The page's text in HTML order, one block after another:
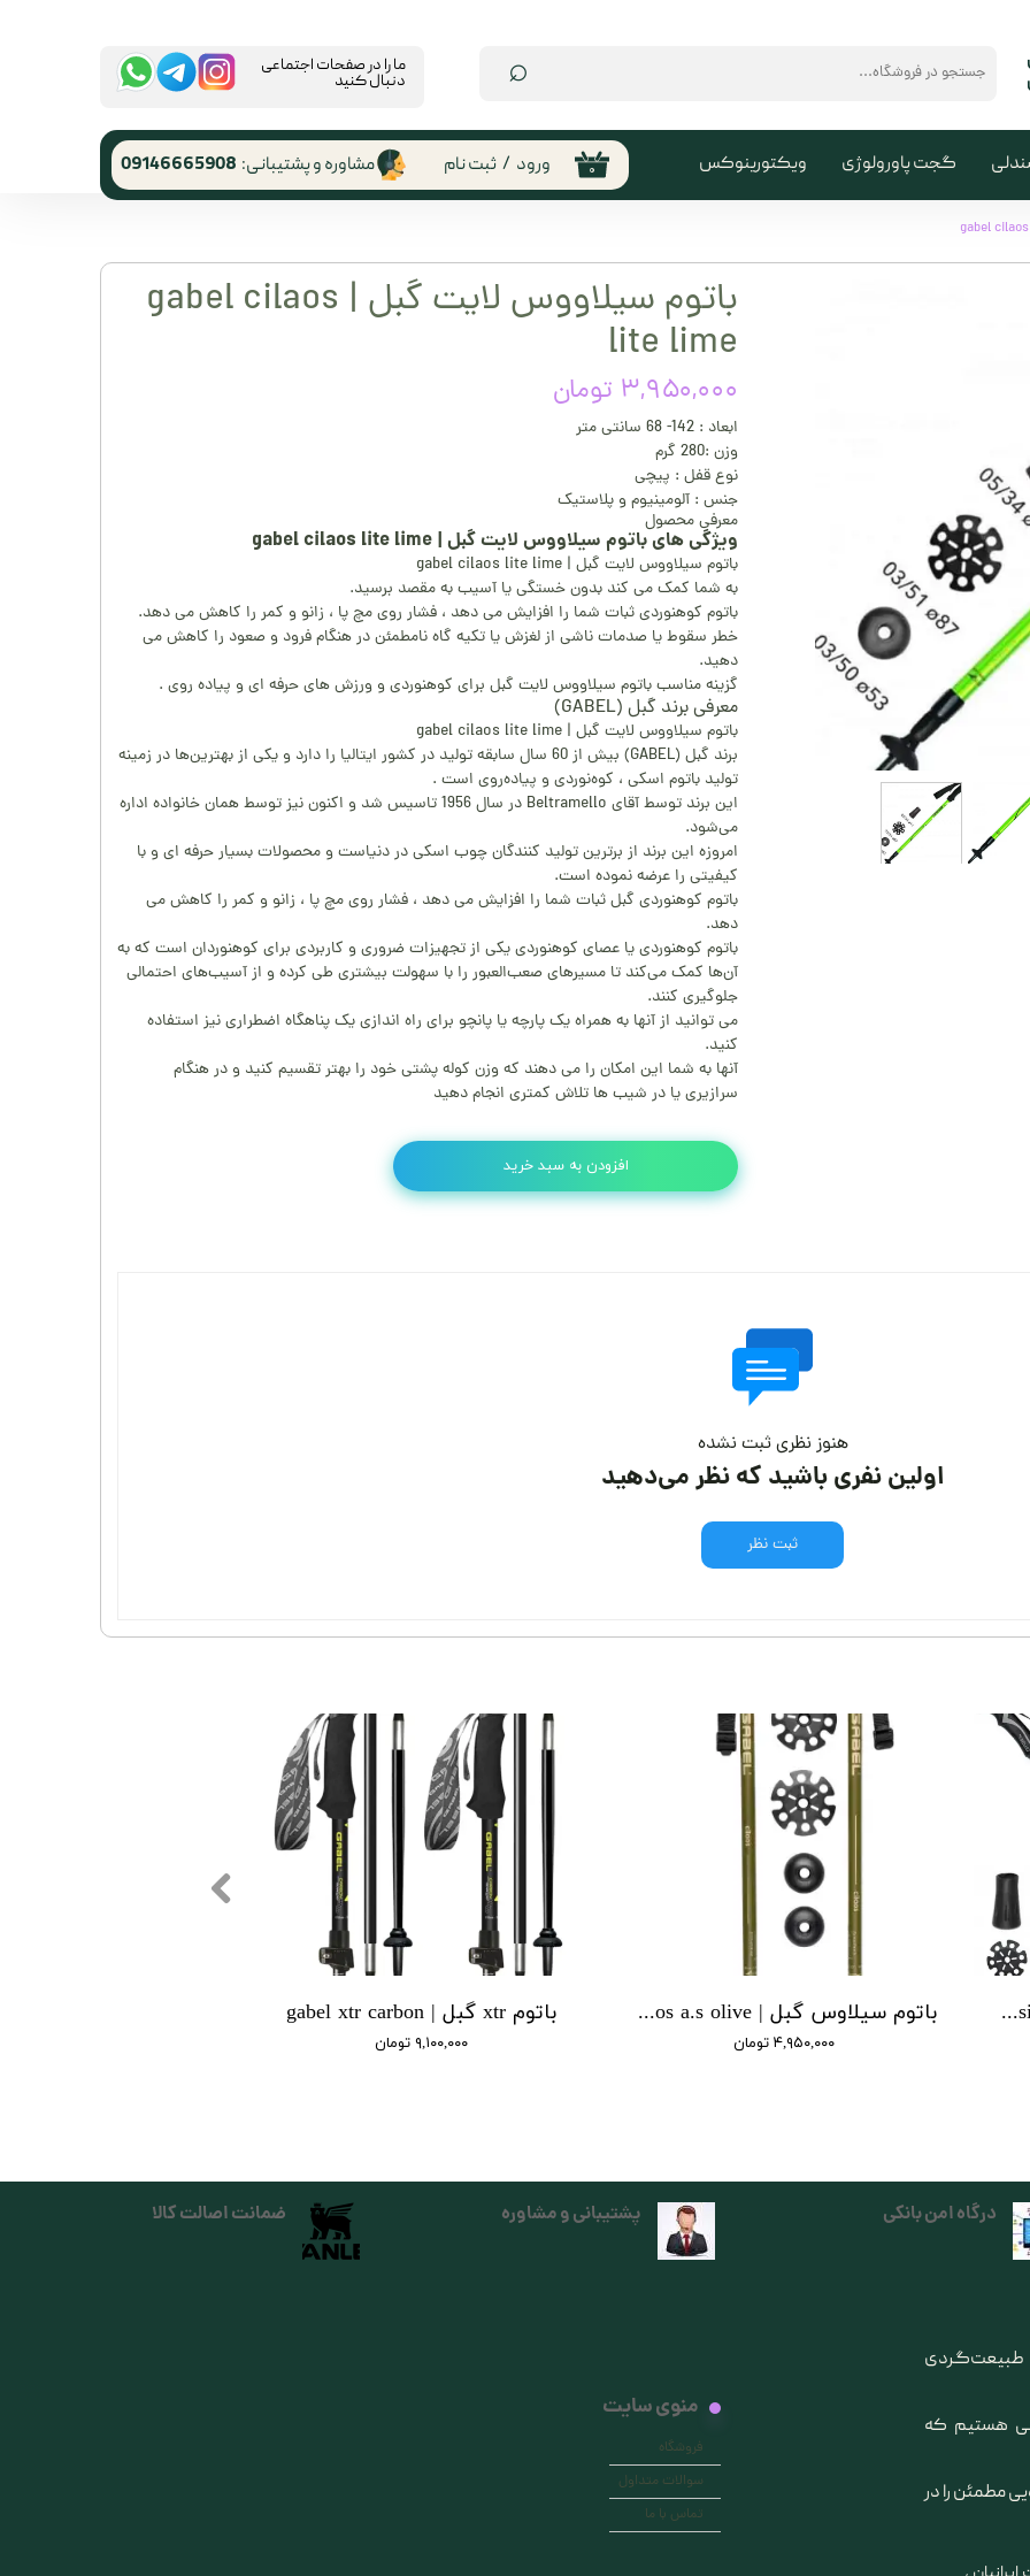
⌕
گجت پاورولوژی ویکتورینوکس ۰ ورود / ثبت نام
حساب کاربری
تغییر گذر واژه
سفارشات
مشاوره و پشتیبانی: 09146665908
​ما را در صفحات اجتماعی
دنبال کنید
باتوم سیلاووس لایت گبل | gabel cilaos
lite lime
۳,۹۵۰,۰۰۰ تومان
ابعاد : 142- 68 سانتی متر
وزن :280 گرم
نوع قفل : پیچی
جنس : آلومینیوم و پلاستیک
معرفی محصول
ویژگی های باتوم سیلاووس لایت گبل | gabel cilaos lite lime
باتوم سیلاووس لایت گبل | gabel cilaos lite lime
به شما کمک می کند بدون خستگی یا آسیب به مقصد برسید.
باتوم کوهنوردی ثبات شما را افزایش می دهد ، فشار روی مچ پا ، زانو و کمر را کاهش می دهد.
خطر سقوط یا صدمات ناشی از لغزش یا تکیه گاه نامطمئن در هنگام فرود و صعود را کاهش می
دهید.
گزینه مناسب باتوم سیلاووس لایت گبل برای کوهنوردی و ورزش های حرفه ای و پیاده روی .
معرفی برند گبل (GABEL)
باتوم سیلاووس لایت گبل | gabel cilaos lite lime
برند گبل (GABEL) بیش از 60 سال سابقه تولید در کشور ایتالیا را دارد و یکی از بهترین‌ها در زمینه
تولید باتوم اسکی ، کوه‌نوردی و پیاده‌روی است .
این برند توسط آقای Beltramello در سال 1956 تاسیس شد و اکنون نیز توسط همان خانواده اداره
می‌شود.
امروزه این برند از برترین تولید کنندگان چوب اسکی در دنیاست و محصولات بسیار حرفه ای و با
کیفیتی را عرضه نموده است.
باتوم کوهنوردی گبل ثبات شما را افزایش می دهد ، فشار روی مچ پا ، زانو و کمر را کاهش می
دهد.
باتوم کوهنوردی یا عصای کوهنوردی یکی از تجهیزات ضروری و کاربردی برای کوهنوردان است که به
آن‌ها کمک می‌کند تا مسیرهای صعب‌العبور را با سهولت بیشتری طی کرده و از آسیب‌های احتمالی
جلوگیری کنند.
می توانید از آنها به همراه یک پارچه یا پانچو برای راه اندازی یک پناهگاه اضطراری نیز استفاده
کنید.
آنها به شما این امکان را می دهند که وزن کوله پشتی خود را بهتر تقسیم کنید و در هنگام
سرازیری یا در شیب ها تلاش کمتری انجام دهید
افزودن به سبد خرید
هنوز نظری ثبت نشده
اولین نفری باشید که نظر می‌دهید
ثبت نظر
باتوم xtr گبل | gabel xtr carbon
۹,۱۰۰,۰۰۰ تومان
باتوم سیلاوس گبل | gabel cilaos a.s olive
۴,۹۵۰,۰۰۰ تومان
باتوم سیلاووس آردسیا گبل | gabel cilaos ardesia
طبیعت‌گردی
هستیم که
مطمئن را در
منوی سایت
فروشگاه
سوالات متداول
تماس با ما
درگاه امن بانکی پشتیبانی و مشاوره ضمانت اصالت کالا